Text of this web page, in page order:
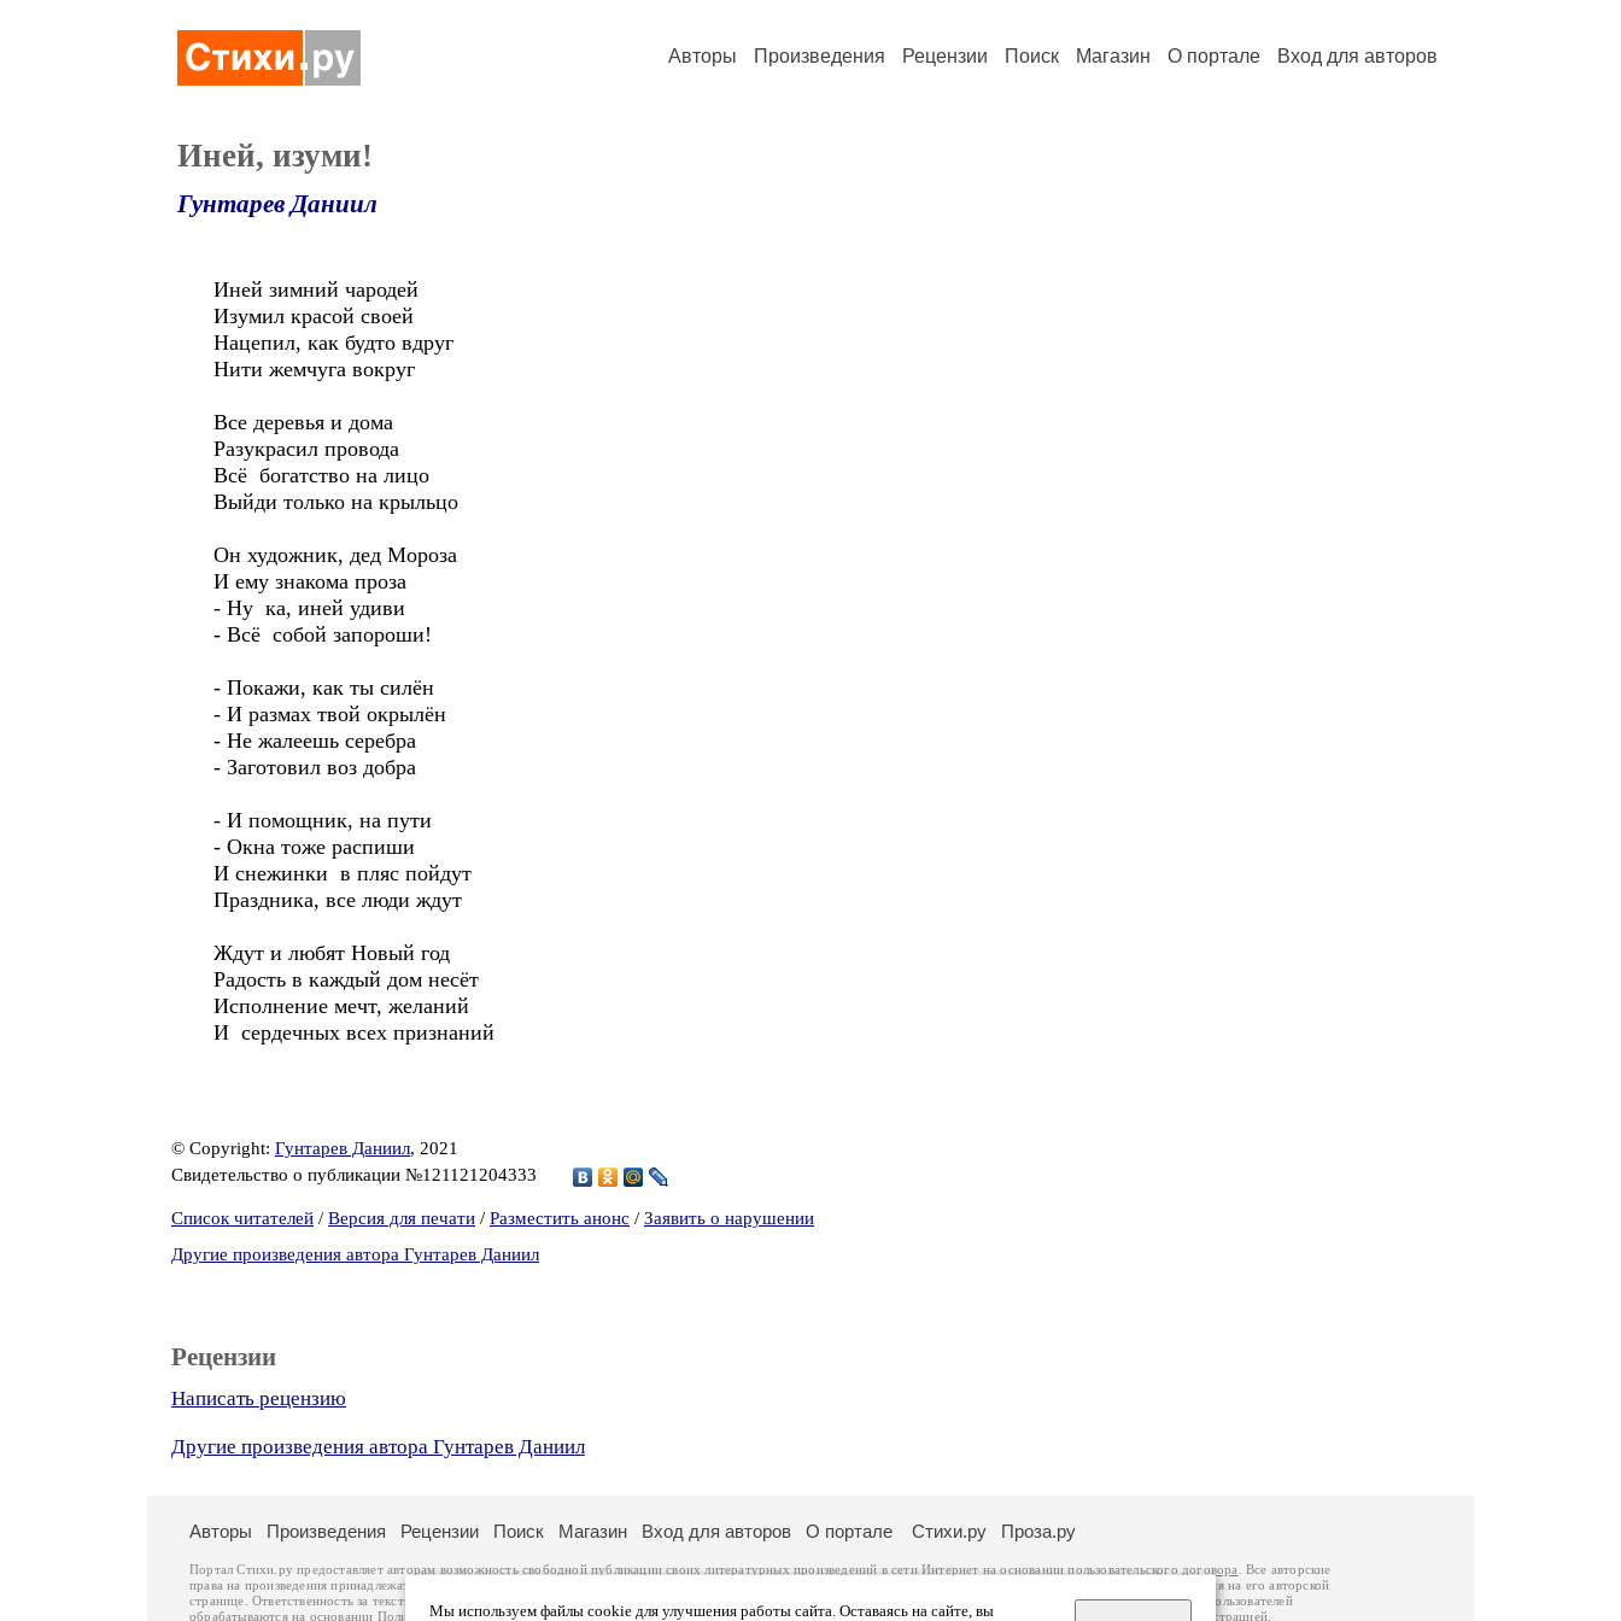
Авторы Произведения Рецензии Поиск Магазин О портале Вход для авторов
Иней, изуми!
Гунтарев Даниил
Иней зимний чародей
Изумил красой своей
Нацепил, как будто вдруг
Нити жемчуга вокруг
Все деревья и дома
Разукрасил провода
Всё богатство на лицо
Выйди только на крыльцо
Он художник, дед Мороза
И ему знакома проза
- Ну ка, иней удиви
- Всё собой запороши!
- Покажи, как ты силён
- И размах твой окрылён
- Не жалеешь серебра
- Заготовил воз добра
- И помощник, на пути
- Окна тоже распиши
И снежинки в пляс пойдут
Праздника, все люди ждут
Ждут и любят Новый год
Радость в каждый дом несёт
Исполнение мечт, желаний
И сердечных всех признаний
© Copyright: Гунтарев Даниил, 2021
Свидетельство о публикации №121121204333
Список читателей / Версия для печати / Разместить анонс / Заявить о нарушении
Другие произведения автора Гунтарев Даниил
Рецензии
Написать рецензию
Другие произведения автора Гунтарев Даниил
Мы используем файлы cookie для улучшения работы сайта. Оставаясь на сайте, вы
Авторы Произведения Рецензии Поиск Магазин Вход для авторов О портале Стихи.ру Проза.ру
Портал Стихи.ру предоставляет авторам возможность свободной публикации своих литературных произведений в сети Интернет на основаниипользовательского договора
. Все авторские
права на произведения принадлежат авторам и охраняются
. Перепечатка произведений возможна только с согласия его автора, к которому вы можете обратиться на его авторской
странице. Ответственность за тексты произведений авторы несут самостоятельно на основании
законодательства Российской Федерации. Данные пользователей
обрабатываются на основании Политики обработки персональных данных. Вы также можете посмотреть более подробнуюинформацию о портале связаться с администрацией